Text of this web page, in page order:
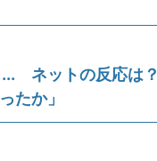
... ネットの反応は？
たか」